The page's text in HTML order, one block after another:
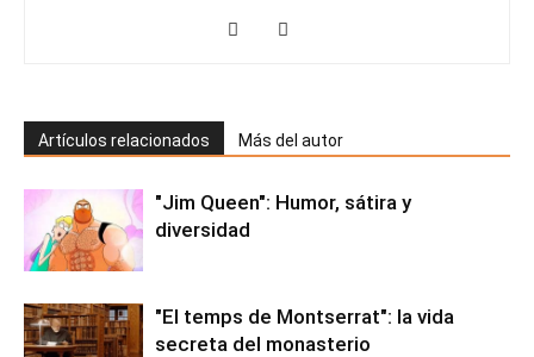
Artículos relacionados Más del autor
"Jim Queen": Humor, sátira y
diversidad
"El temps de Montserrat": la vida
secreta del monasterio